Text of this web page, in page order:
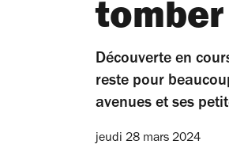
tomber
Découverte en
reste pour
avenues et ses
jeudi 28 mars 2024